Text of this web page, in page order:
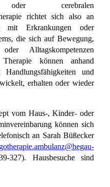
oder cerebralen
richtet sich also an
mit Erkrankungen oder
die sich auf Bewegung,
Alltagskompetenzen
können anhand
Handlungsfähigkeiten und
erhalten oder wieder
vom Haus-, Kinder- oder
können sich
an Sarah Büßecker
327). Hausbesuche sind